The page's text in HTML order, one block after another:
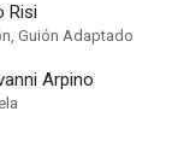
Risi
Guión Adaptado
Arpino